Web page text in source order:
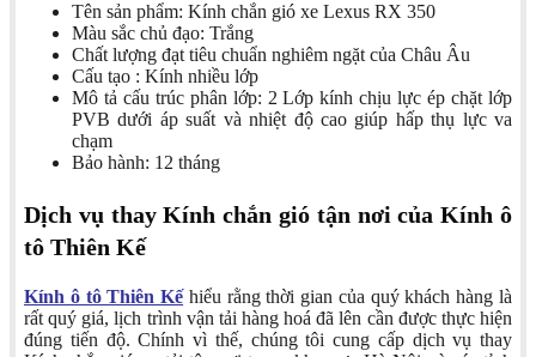
Tên sản phẩm: Kính chắn gió xe Lexus RX 350
Màu sắc chủ đạo: Trắng
Chất lượng đạt tiêu chuẩn nghiêm ngặt của Châu Âu
Cấu tạo : Kính nhiều lớp
Mô tả cấu trúc phân lớp: 2 Lớp kính chịu lực ép chặt lớp
PVB dưới áp suất và nhiệt độ cao giúp hấp thụ lực va
chạm
Bảo hành: 12 tháng
Dịch vụ thay Kính chắn gió tận nơi của Kính ô
tô Thiên Kế
Kính ô tô Thiên Kếhiểu rằng thời gian của quý khách hàng là
rất quý giá, lịch trình vận tải hàng hoá đã lên cần được thực hiện
đúng tiến độ. Chính vì thế, chúng tôi cung cấp dịch vụ thay